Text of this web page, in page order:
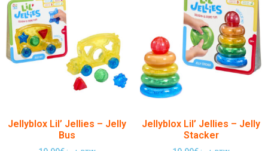
Jellyblox Lil’ Jellies – Jelly
Bus
Jellyblox Lil’ Jellies – Jelly
Stacker